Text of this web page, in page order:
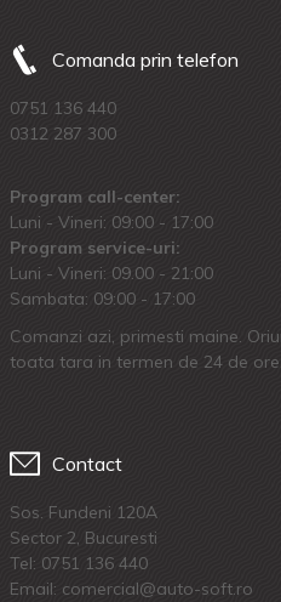
Comanda prin telefon
0751 136 440
0312 287 300
Program call-center:
Luni - Vineri: 09:00 - 17:00
Program service-uri:
Luni - Vineri: 09.00 - 21:00
Sambata: 09:00 - 17:00
Comanzi azi, primesti maine.
toata tara in termen de 24 de ore.
Contact
Sos. Fundeni 120A
Sector 2, Bucuresti
Tel: 0751 136 440
Email: comercial@auto-soft.ro